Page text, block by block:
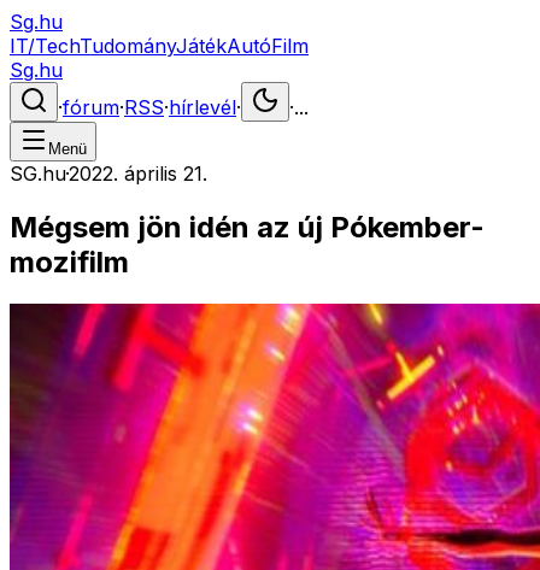
Sg.hu
IT/TechTudományJátékAutóFilm
Sg.hu
·fórum·RSS·hírlevél· ·...
Menü
SG.hu·2022. április 21.
Mégsem jön idén az új Pókember-
mozifilm